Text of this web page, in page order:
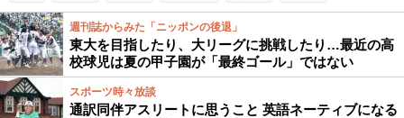
週刊誌からみた「ニッポンの後退」
東大を目指したり、大リーグに挑戦したり…最近の高
校球児は夏の甲子園が「最終ゴール」ではない
スポーツ時々放談
通訳同伴アスリートに思うこと 英語ネーティブになる